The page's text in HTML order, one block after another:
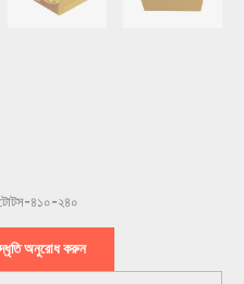
৪১০-২৪০
অনুরোধ করুন